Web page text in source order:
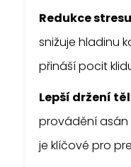
Redukce
snižuje hladinu
přináší pocit
Lepší držení
provádění asán
je klíčové pro